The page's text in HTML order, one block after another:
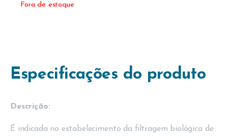
Fora de estoque
Especificações do produto
Descrição:
É indicada no estabelecimento da filtragem biológica de